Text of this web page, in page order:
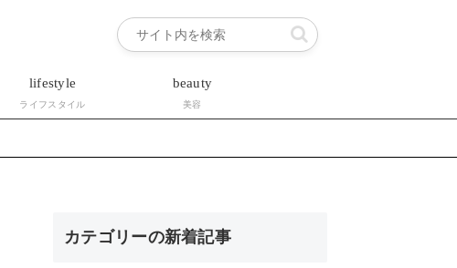
lifestyle
ライフスタイル
beauty
美容
カテゴリーの新着記事